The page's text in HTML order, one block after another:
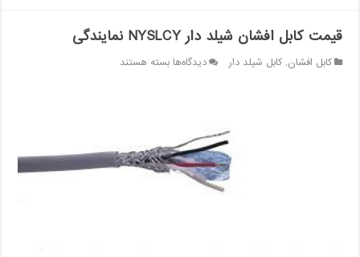
قیمت کابل افشان شیلد دار NYSLCY نمایندگی
کابل افشان,کابل شیلد دار دیدگاه‌هابرای
NYSLCY
نمایندگی
بسته هستند